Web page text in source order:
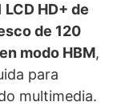
LCD HD+ de
de 120
modo HBM,
para
multimedia.